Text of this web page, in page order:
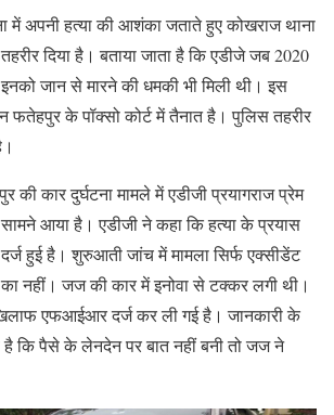
में अपनी हत्या की आशंका जताते हुए कोखराज थाना
दिया है। बताया जाता है कि एडीजे जब 2020
जान से मारने की धमकी भी मिली थी। इस
के पॉक्सो कोर्ट में तैनात है। पुलिस तहरीर
की कार दुर्घटना मामले में एडीजी प्रयागराज प्रेम
आया है। एडीजी ने कहा कि हत्या के प्रयास
हुई है। शुरुआती जांच में मामला सिर्फ एक्सीडेंट
नहीं। जज की कार में इनोवा से टक्कर लगी थी।
एफआईआर दर्ज कर ली गई है। जानकारी के
है कि पैसे के लेनदेन पर बात नहीं बनी तो जज ने